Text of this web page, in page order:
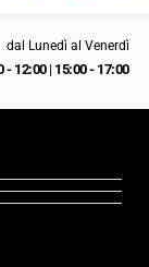
dal Lunedì al Venerdì
- 12:00| 15:00 - 17:00